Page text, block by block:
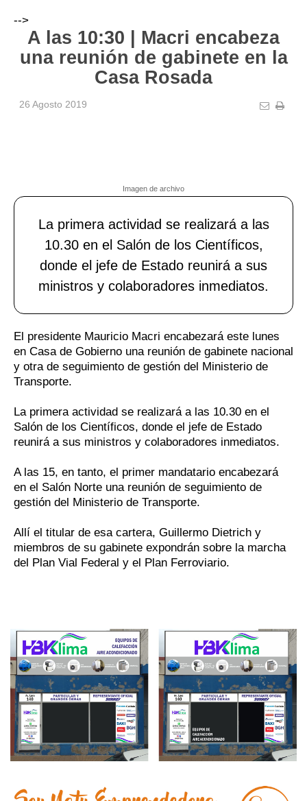
-->
A las 10:30 | Macri encabeza
una reunión de gabinete en la
Casa Rosada
26 Agosto 2019
Imagen de archivo
La primera actividad se realizará a las
10.30 en el Salón de los Científicos,
donde el jefe de Estado reunirá a sus
ministros y colaboradores inmediatos.
El presidente Mauricio Macri encabezará este lunes
en Casa de Gobierno una reunión de gabinete nacional
y otra de seguimiento de gestión del Ministerio de
Transporte.
La primera actividad se realizará a las 10.30 en el
Salón de los Científicos, donde el jefe de Estado
reunirá a sus ministros y colaboradores inmediatos.
A las 15, en tanto, el primer mandatario encabezará
en el Salón Norte una reunión de seguimiento de
gestión del Ministerio de Transporte.
Allí el titular de esa cartera, Guillermo Dietrich y
miembros de su gabinete expondrán sobre la marcha
del Plan Vial Federal y el Plan Ferroviario.